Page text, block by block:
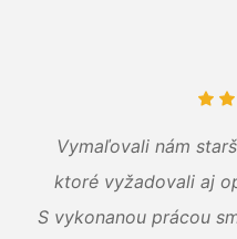
Vymaľovali nám
ktoré vyžadovali aj
S vykonanou prácou